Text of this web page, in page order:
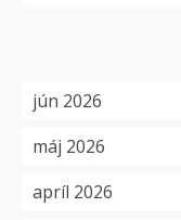
jún 2026
máj 2026
apríl 2026